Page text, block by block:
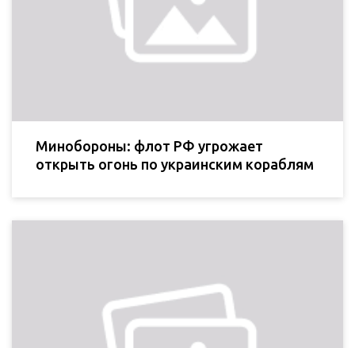
Минобороны: флот РФ угрожает
открыть огонь по украинским кораблям